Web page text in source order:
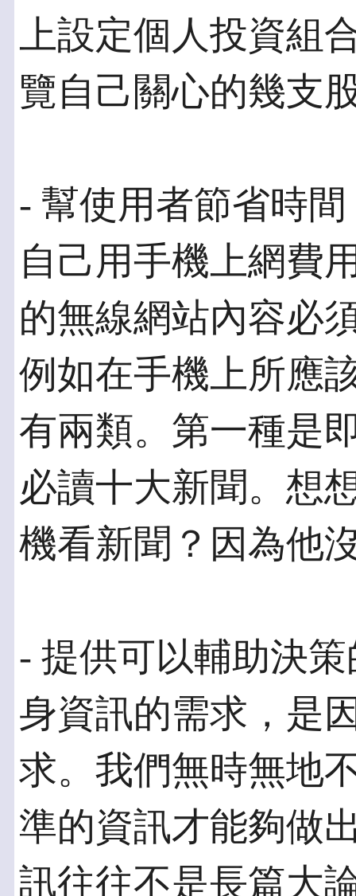
上設定個人投資組
覽自己關心的幾支
- 幫使用者節省時
自己用手機上網費
的無線網站內容必
例如在手機上所應
有兩類。第一種是
必讀十大新聞。想
機看新聞？因為他
- 提供可以輔助決
身資訊的需求，是
求。我們無時無地
準的資訊才能夠做
訊往往不是長篇大